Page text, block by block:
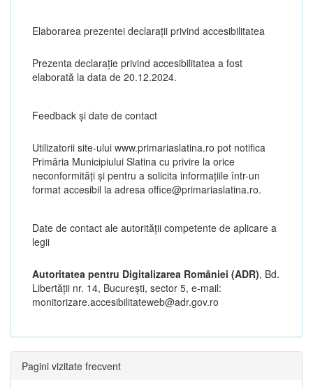
Elaborarea prezentei declarații privind accesibilitatea
Prezenta declarație privind accesibilitatea a fost
elaborată la data de 20.12.2024.
Feedback și date de contact
Utilizatorii site-ului www.primariaslatina.ro pot notifica
Primăria Municipiului Slatina cu privire la orice
neconformități și pentru a solicita informațiile într-un
format accesibil la adresa office@primariaslatina.ro.
Date de contact ale autorităţii competente de aplicare a
legii
Autoritatea pentru Digitalizarea României (ADR), Bd.
Libertăţii nr. 14, Bucureşti, sector 5, e-mail:
monitorizare.accesibilitateweb@adr.gov.ro
Pagini vizitate frecvent